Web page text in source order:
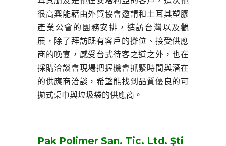
很高興能藉由外貿協會邀請和土耳其塑膠
產業公會的團務安排，造訪台灣以及觀
展，除了拜訪既有客戶的攤位、接受供應
商的晚宴，感受台式待客之道之外，也在
採購洽談會現場把握機會抓緊時間與潛在
的供應商洽談，希望能找到品質優良的可
拋式桌巾與垃圾袋的供應商。
Pak Polimer San. Tic. Ltd. Şti